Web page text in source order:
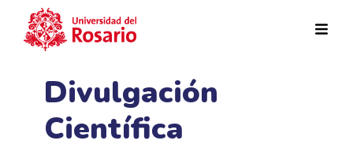
Divulgación
Científica